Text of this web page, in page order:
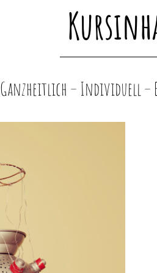
Ganzheitlich – Individuell –